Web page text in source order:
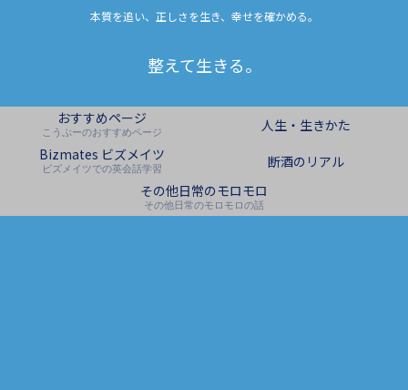
本質を追い、正しさを生き、幸せを確かめる。
整えて生きる。
おすすめページ
こうぷーのおすすめページ
人生・生きかた
Bizmates ビズメイツ
ビズメイツでの英会話学習
断酒のリアル
その他日常のモロモロ
その他日常のモロモロの話